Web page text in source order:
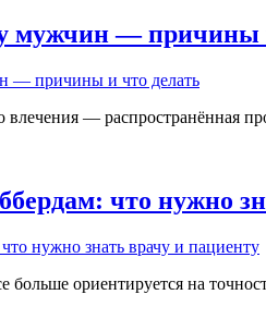
мужчин —
— распространённая
что нужно
больше ориентируется на